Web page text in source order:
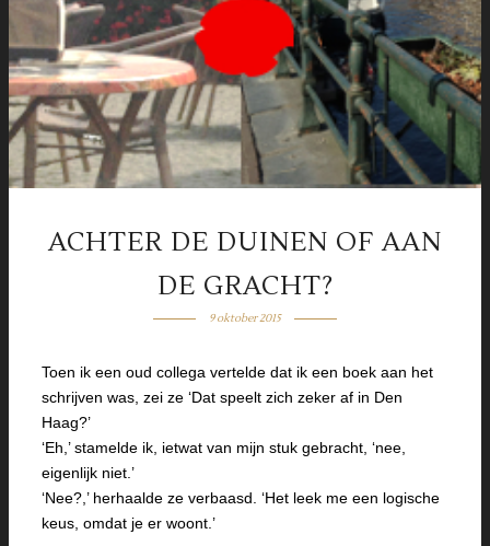
ACHTER DE DUINEN OF AAN
DE GRACHT?
9 oktober 2015
Toen ik een oud collega vertelde dat ik een boek aan het
schrijven was, zei ze ‘Dat speelt zich zeker af in Den
Haag?’
‘Eh,’ stamelde ik, ietwat van mijn stuk gebracht, ‘nee,
eigenlijk niet.’
‘Nee?,’ herhaalde ze verbaasd. ‘Het leek me een logische
keus, omdat je er woont.’